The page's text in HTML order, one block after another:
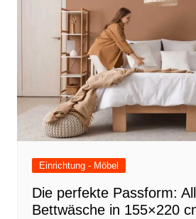
Einrichtung - Möbel
Die perfekte Passform:
Bettwäsche in 155×220